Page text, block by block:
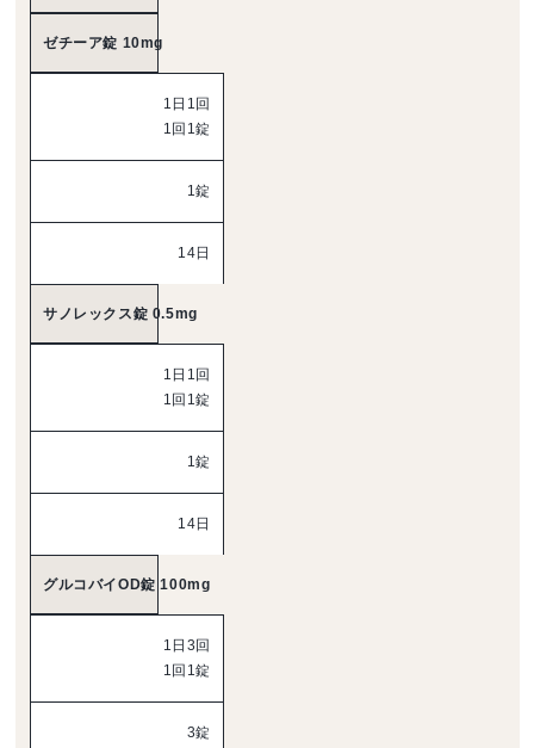
ゼチーア錠 10mg
1日1回
1回1錠
1錠
14日
サノレックス錠 0.5mg
1日1回
1回1錠
1錠
14日
グルコバイOD錠 100mg
1日3回
1回1錠
3錠